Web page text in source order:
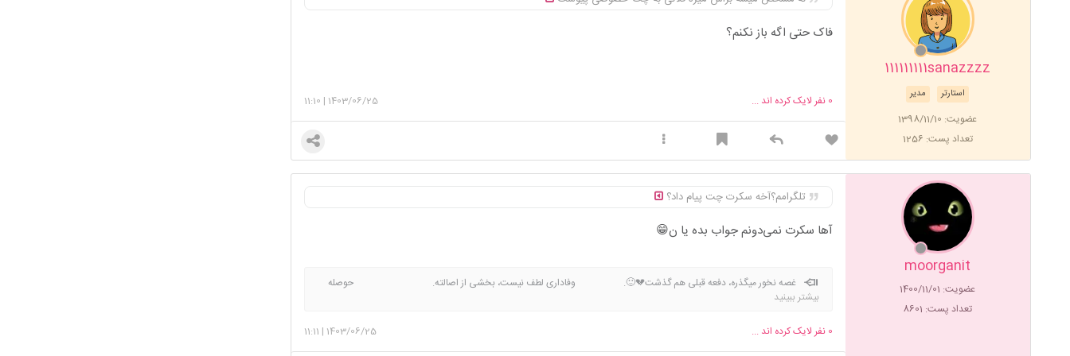
111111111sanazzzz
مدیر استارتر
عضویت: 1398/11/10
تعداد پست: 1256
فاک حتی اگه باز نکنم؟
1403/06/25
|
11:10 0 نفر لایک کرده اند ...
moorganit
عضویت: 1400/11/01
تعداد پست: 8601
تلگرامم؟آخه سکرت چت پیام داد؟
آها سکرت نمی‌دونم جواب بده یا ن😁
غصه نخور میگذره، دفعه قبلی هم گذشت💔🙂. وفاداری لطف نیست، بخشی از اصالته. حوصله
توضیح و فهموندن حرف هام بهتون رو ندارم اگه با من هم عقیده نیستی لطفا رو‌پیامم ریپلی نزن👍
بیشتر ببینید
1403/06/25
|
11:11 0 نفر لایک کرده اند ...